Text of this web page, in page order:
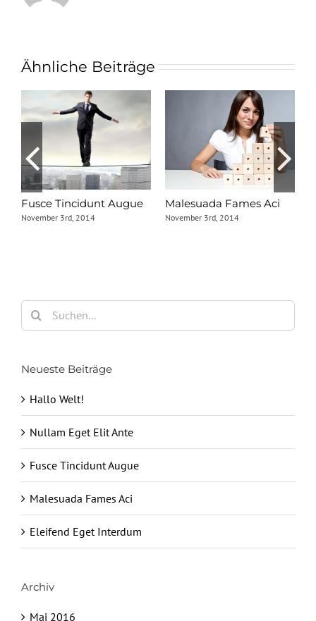
Ähnliche Beiträge
Fusce Tincidunt Augue
November 3rd, 2014
Malesuada Fames Aci
November 3rd, 2014
Suche
nach:
Neueste Beiträge
Hallo Welt!
Nullam Eget Elit Ante
Fusce Tincidunt Augue
Malesuada Fames Aci
Eleifend Eget Interdum
Archiv
Mai 2016